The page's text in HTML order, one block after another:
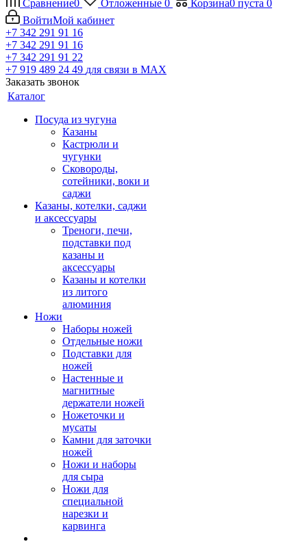
Сравнение0 Отложенные 0 Корзина0 пуста 0
ВойтиМой кабинет
+7 342 291 91 16
+7 342 291 91 16
+7 342 291 91 22
+7 919 489 24 49 для связи в МАХ
Заказать звонок
Каталог
Посуда из чугуна
Казаны
Кастрюли и
чугунки
Сковороды,
сотейники, воки и
саджи
Казаны, котелки, саджи
и аксессуары
Треноги, печи,
подставки под
казаны и
аксессуары
Казаны и котелки
из литого
алюминия
Ножи
Наборы ножей
Отдельные ножи
Подставки для
ножей
Настенные и
магнитные
держатели ножей
Ножеточки и
мусаты
Камни для заточки
ножей
Ножи и наборы
для сыра
Ножи для
специальной
нарезки и
карвинга